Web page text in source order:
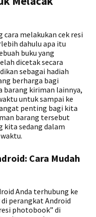
melakukan cek resi
dahulu apa itu
buku yang
dicetak secara
sebagai hadiah
berharga bagi
barang kiriman lainnya,
untuk sampai ke
penting bagi kita
barang tersebut
kita sedang dalam
Cara Mudah
Anda terhubung ke
perangkat Android
photobook” di